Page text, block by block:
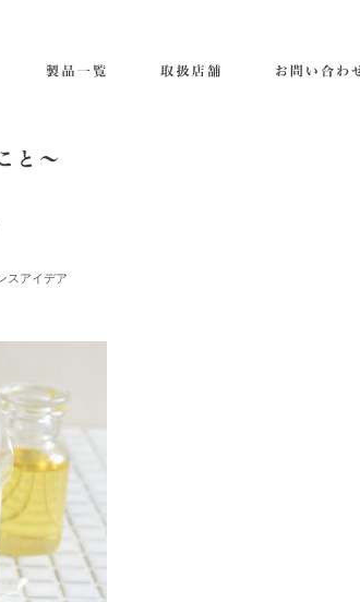
スアイデア